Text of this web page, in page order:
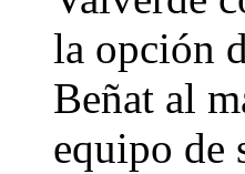
la opción
Beñat al
equipo de